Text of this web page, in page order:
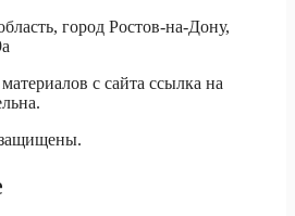
город Ростов-на-Дону,
c сайта ссылка на